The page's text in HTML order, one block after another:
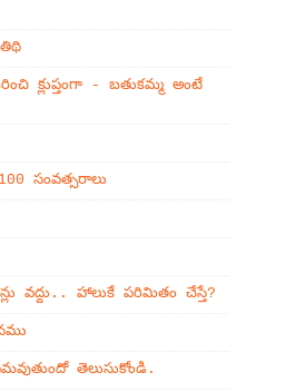
క్లుప్తంగా - బతుకమ్మ అంటే
సంవత్సరాలు
వద్దు.. హాలుకే పరిమితం చేస్తే?
తెలుసుకోండి.